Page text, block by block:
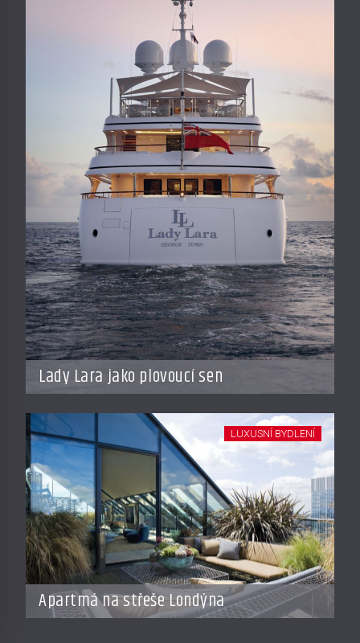
Lady Lara jako plovoucí sen
Apartmá na střeše Londýna
LUXUSNÍ BYDLENÍ